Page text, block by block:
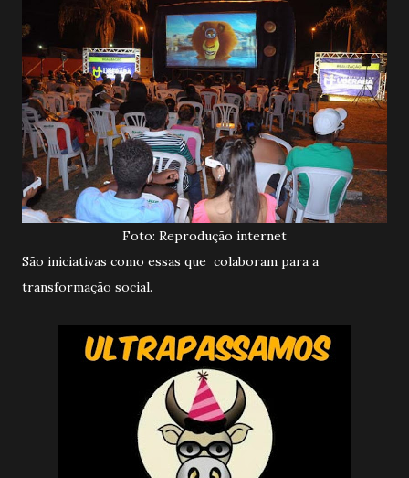
Foto: Reprodução internet
São iniciativas como essas que colaboram para a
transformação social.